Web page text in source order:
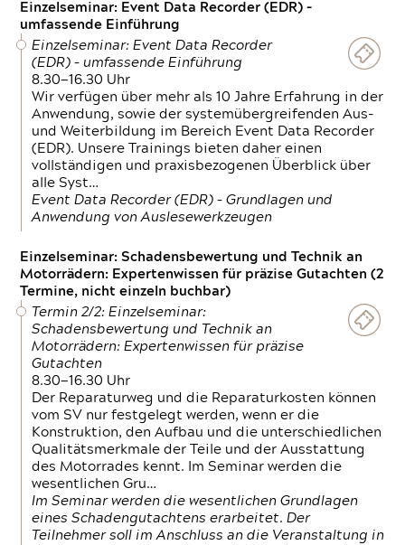
Einzelseminar: Event Data Recorder (EDR) –
umfassende Einführung
Einzelseminar: Event Data Recorder
(EDR) – umfassende Einführung
8.30—16.30 Uhr
Wir verfügen über mehr als 10 Jahre Erfahrung in der
Anwendung, sowie der systemübergreifenden Aus-
und Weiterbildung im Bereich Event Data Recorder
(EDR). Unsere Trainings bieten daher einen
vollständigen und praxisbezogenen Überblick über
alle Syst…
Event Data Recorder (EDR) – Grundlagen und
Anwendung von Auslesewerkzeugen
Einzelseminar: Schadensbewertung und Technik an
Motorrädern: Expertenwissen für präzise Gutachten (2
Termine, nicht einzeln buchbar)
Termin 2/2: Einzelseminar:
Schadensbewertung und Technik an
Motorrädern: Expertenwissen für präzise
Gutachten
8.30—16.30 Uhr
Der Reparaturweg und die Reparaturkosten können
vom SV nur festgelegt werden, wenn er die
Konstruktion, den Aufbau und die unterschiedlichen
Qualitätsmerkmale der Teile und der Ausstattung
des Motorrades kennt. Im Seminar werden die
wesentlichen Gru…
Im Seminar werden die wesentlichen Grundlagen
eines Schadengutachtens erarbeitet. Der
Teilnehmer soll im Anschluss an die Veranstaltung in